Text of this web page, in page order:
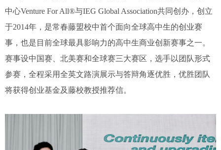
中心Venture For All®与IEG Global Association共同创办，创立
于2014年，是常春藤盟校中首个面向全球高中生的创业赛
事，也是目前全球最具影响力的高中生商业创新赛事之一。
赛事设中国赛、北美赛和全球赛三大赛区，选手以团队形式
参赛，全程采用全英文路演展示与答辩角逐优胜，优胜团队
将获得创业基金及藤校教授推荐信。